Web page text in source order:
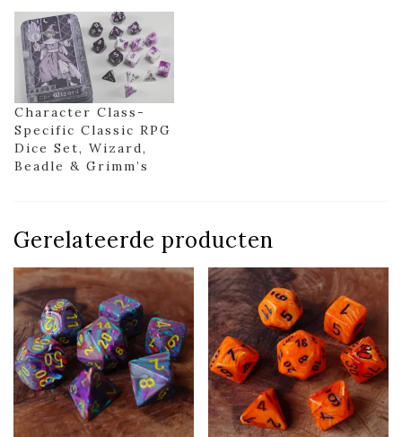
Character Class-
Specific Classic RPG
Dice Set, Wizard,
Beadle & Grimm’s
Gerelateerde producten